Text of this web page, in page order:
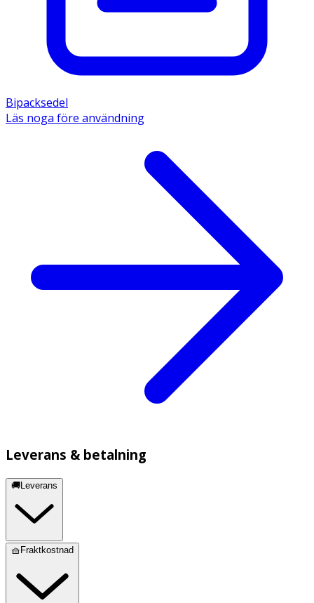
Bipacksedel
Läs noga före användning
Leverans & betalning
🚚Leverans
🧺Fraktkostnad